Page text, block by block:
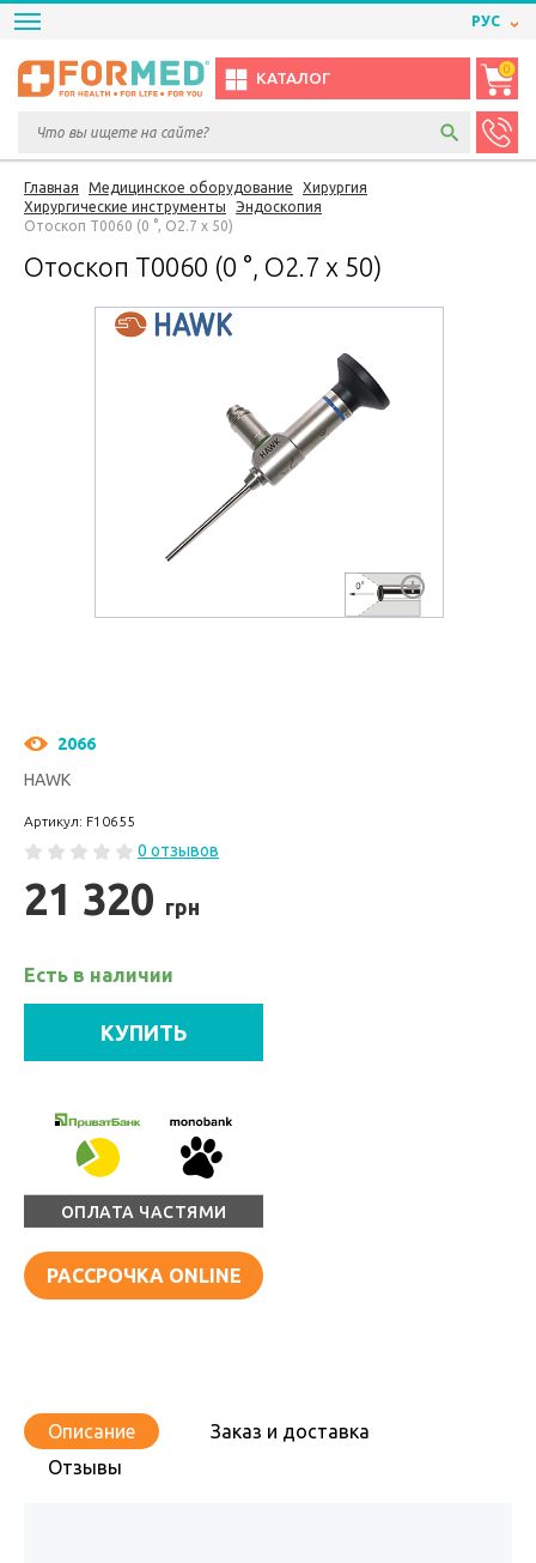
РУС
КАТАЛОГ
0
Главная Медицинское оборудование
Хирургия
Хирургические инструменты
Эндоскопия
Отоскоп T0060 (0 °, O2.7 x 50)
Отоскоп T0060 (0 °, O2.7 x 50)
2066
HAWK
Артикул: F10655
0 отзывов
21 320 грн
Есть в наличии
КУПИТЬ
ОПЛАТА ЧАСТЯМИ
РАССРОЧКА ONLINE
Описание
Заказ и доставка
Отзывы